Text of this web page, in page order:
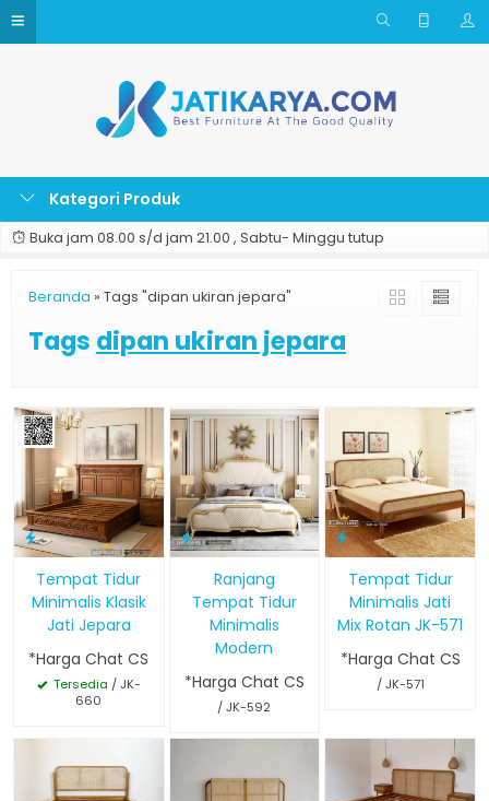
Kategori Produk
Buka jam 08.00 s/d jam 21.00 , Sabtu- Minggu tutup
Beranda » Tags "dipan ukiran jepara"
Tags dipan ukiran jepara
Tempat Tidur
Minimalis Klasik
Jati Jepara
*Harga Chat CS
Tersedia / JK-
660
Ranjang
Tempat Tidur
Minimalis
Modern
*Harga Chat CS
/ JK-592
Tempat Tidur
Minimalis Jati
Mix Rotan JK-571
*Harga Chat CS
/ JK-571